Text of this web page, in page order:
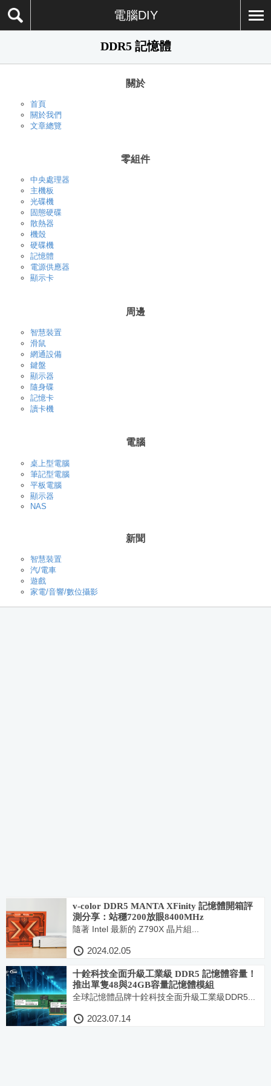
電腦DIY
DDR5 記憶體
關於
首頁
關於我們
文章總覽
零組件
中央處理器
主機板
光碟機
固態硬碟
散熱器
機殼
硬碟機
記憶體
電源供應器
顯示卡
周邊
智慧裝置
滑鼠
網通設備
鍵盤
顯示器
隨身碟
記憶卡
讀卡機
電腦
桌上型電腦
筆記型電腦
平板電腦
顯示器
NAS
新聞
智慧裝置
汽/電車
遊戲
家電/音響/數位攝影
v-color DDR5 MANTA XFinity 記憶體開箱評
測分享：站穩7200放眼8400MHz
隨著 Intel 最新的 Z790X 晶片組...
2024.02.05
十銓科技全面升級工業級 DDR5 記憶體容量！
推出單隻48與24GB容量記憶體模組
全球記憶體品牌十銓科技全面升級工業級DDR5...
2023.07.14